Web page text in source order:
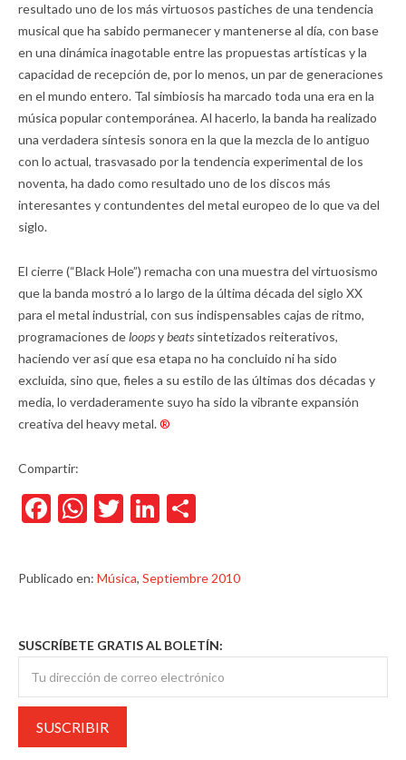
resultado uno de los más virtuosos pastiches de una tendencia
musical que ha sabido permanecer y mantenerse al día, con base
en una dinámica inagotable entre las propuestas artísticas y la
capacidad de recepción de, por lo menos, un par de generaciones
en el mundo entero. Tal simbiosis ha marcado toda una era en la
música popular contemporánea. Al hacerlo, la banda ha realizado
una verdadera síntesis sonora en la que la mezcla de lo antiguo
con lo actual, trasvasado por la tendencia experimental de los
noventa, ha dado como resultado uno de los discos más
interesantes y contundentes del metal europeo de lo que va del
siglo.
El cierre (“Black Hole”) remacha con una muestra del virtuosismo
que la banda mostró a lo largo de la última década del siglo XX
para el metal industrial, con sus indispensables cajas de ritmo,
programaciones deloopsybeats sintetizados reiterativos,
haciendo ver así que esa etapa no ha concluido ni ha sido
excluida, sino que, fieles a su estilo de las últimas dos décadas y
media, lo verdaderamente suyo ha sido la vibrante expansión
creativa del heavy metal.®
Compartir:
Facebook
WhatsApp
TwitterLinkedIn
Publicado en: Música, Septiembre 2010
SUSCRÍBETE GRATIS AL BOLETÍN: